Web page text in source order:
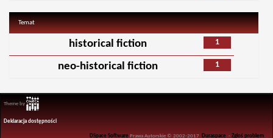
Temat
1
historical fiction
1
neo-historical fiction
Theme by
Deklaracja dostępności
DSpace Software Prawa Autorskie © 2002-2017 Duraspace -Zgłoś problem